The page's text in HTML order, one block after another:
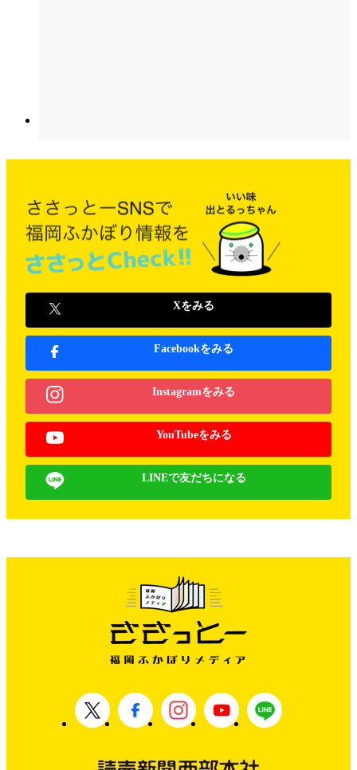
Xをみる
Facebookをみる
Instagramをみる
YouTubeをみる
LINEで友だちになる